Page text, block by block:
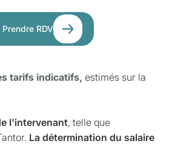
Prendre RDV
tarifs indicatifs, estimés sur la
l'intervenant, telle que
La détermination du salaire